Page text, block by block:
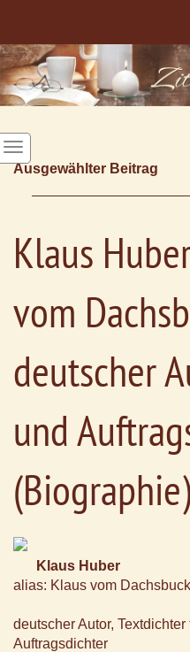
Ausgewählter Beitrag
Klaus
vom
deutscher
und
(Biographie)
Klaus Huber
alias: Klaus vom
deutscher Autor,
Auftragsdichter